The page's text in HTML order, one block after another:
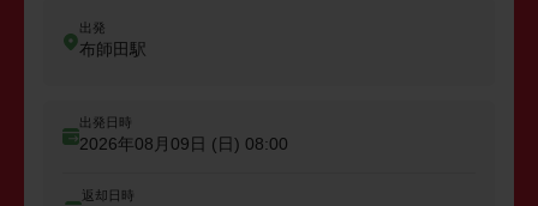
出発
布師田駅
出発日時
2026年08月09日 (日) 08:00
返却日時